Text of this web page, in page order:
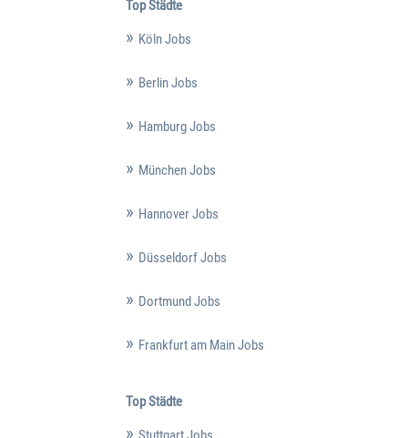
Top Städte
Köln Jobs
Berlin Jobs
Hamburg Jobs
München Jobs
Hannover Jobs
Düsseldorf Jobs
Dortmund Jobs
Frankfurt am Main Jobs
Top Städte